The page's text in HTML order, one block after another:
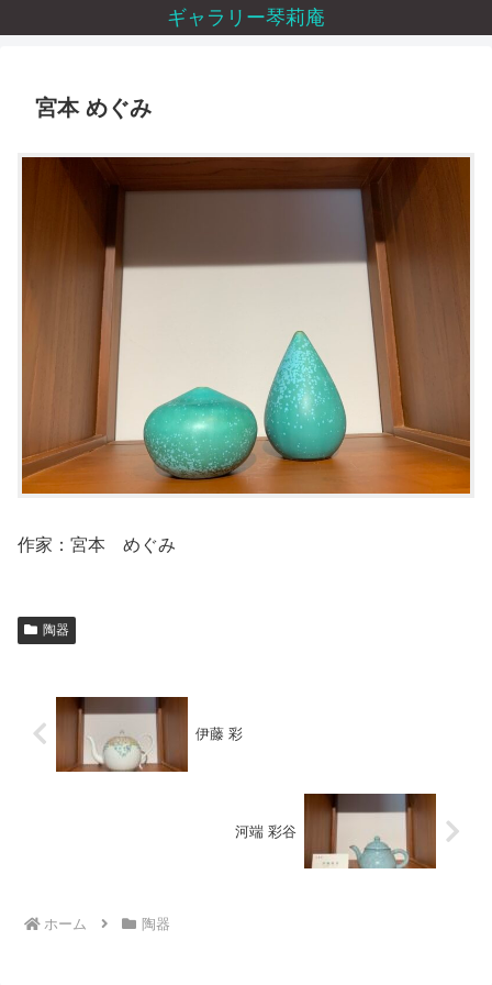
ギャラリー琴莉庵
宮本 めぐみ
作家：宮本 めぐみ
陶器
伊藤 彩
河端 彩谷
ホーム 陶器